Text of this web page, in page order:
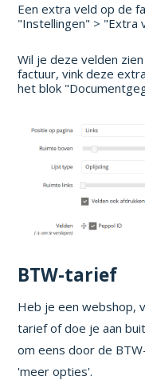
Een extra veld op de
"Instellingen" > "Extra
Wil je deze velden
factuur, vink deze
het blok
BTW-tarief
Heb je een webshop,
tarief of doe je aan
om eens door de
'meer opties'.